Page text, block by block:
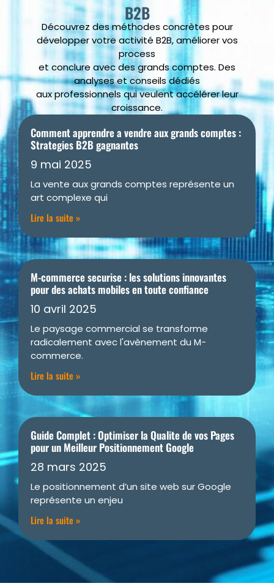
B2B
Découvrez des méthodes concrètes pour
développer votre activité B2B, améliorer vos
process
et conclure avec des grands comptes. Des
analyses et conseils dédiés
aux professionnels qui veulent accélérer leur
croissance.
Comment apprendre a vendre aux grands comptes :
Strategies B2B gagnantes
9 mai 2025
La vente aux grands comptes représente un
art complexe qui
Lire la suite »
M-commerce securise : les solutions innovantes
pour des achats mobiles en toute confiance
10 avril 2025
Le paysage commercial se transforme
radicalement avec l'avènement du M-
commerce.
Lire la suite »
Guide Complet : Optimiser la Qualite de vos Pages
pour un Meilleur Positionnement Google
28 mars 2025
Le positionnement d’un site web sur Google
représente un enjeu
Lire la suite »